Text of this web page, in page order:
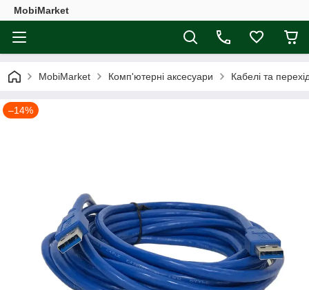
MobiMarket
MobiMarket Комп'ютерні аксесуари Кабелі та
–14%